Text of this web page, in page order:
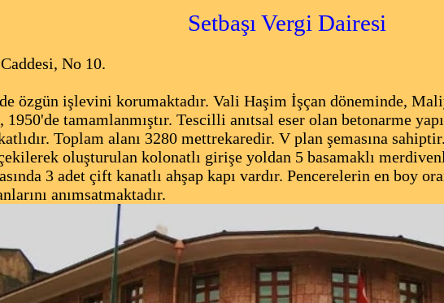
Setbaşı Vergi Dairesi
No 10.
özgün işlevini korumaktadır. Vali Haşim İşçan döneminde,
1950'de tamamlanmıştır. Tescilli anıtsal eser olan betonarme
Toplam alanı 3280 mettrekaredir. V plan şemasına
oluşturulan kolonatlı girişe yoldan 5 basamaklı
3 adet çift kanatlı ahşap kapı vardır. Pencerelerin en boy
anımsatmaktadır.